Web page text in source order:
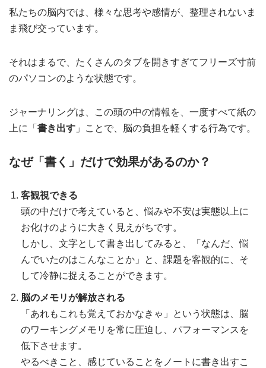
私たちの脳内では、様々な思考や感情が、整理されないま
ま飛び交っています。
それはまるで、たくさんのタブを開きすぎてフリーズ寸前
のパソコンのような状態です。
ジャーナリングは、この頭の中の情報を、一度すべて紙の
上に「 書き出す 」ことで、脳の負担を軽くする行為です。
なぜ「書く」だけで効果があるのか？
客観視できる
頭の中だけで考えていると、悩みや不安は実態以上に
お化けのように大きく見えがちです。
しかし、文字として書き出してみると、「なんだ、悩
んでいたのはこんなことか」と、課題を客観的に、そ
して冷静に捉えることができます。
脳のメモリが解放される
「あれもこれも覚えておかなきゃ」という状態は、脳
のワーキングメモリを常に圧迫し、パフォーマンスを
低下させます。
やるべきこと、感じていることをノートに書き出すこ